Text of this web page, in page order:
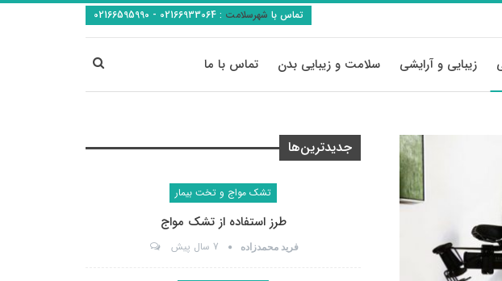
تماس با شهرسلامت :
زیبایی و آرایشی سلامت و زیبایی بدن تماس با ما
جدیدترین‌ها
تشک مواج و تخت بیمار
طرز استفاده از تشک مواج
فرید محمدزاده 7 سال پیش